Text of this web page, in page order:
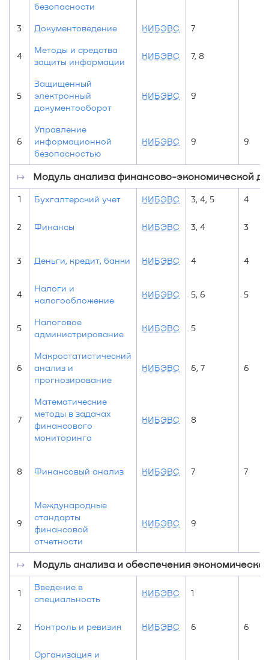
безопасности
3 Документоведение КИБЭВС 7
4
Методы и средства
защиты информации
КИБЭВС 7, 8
5
Защищенный
электронный
документооборот
КИБЭВС 9
6
Управление
информационной
безопасностью
КИБЭВС 9 9
↦ Модуль анализа финансово-экономической
1 Бухгалтерский учет КИБЭВС 3, 4, 5 4
2 Финансы КИБЭВС 3, 4 3
3 Деньги, кредит, банки КИБЭВС 4 4
4
Налоги и
налогообложение
КИБЭВС 5, 6 5
5
Налоговое
администрирование
КИБЭВС 5
6
Макростатистический
анализ и
прогнозирование
КИБЭВС 6, 7 6
7
Математические
методы в задачах
финансового
мониторинга
КИБЭВС 8
8 Финансовый анализ КИБЭВС 7 7
9
Международные
стандарты
финансовой
отчетности
КИБЭВС 9
↦ Модуль анализа и обеспечения
1
Введение в
специальность
КИБЭВС 1
2 Контроль и ревизия КИБЭВС 6 6
Организация и